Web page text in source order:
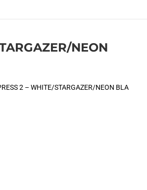
NEON
2 – WHITE/STARGAZER/NEON BLA